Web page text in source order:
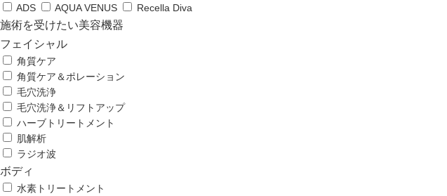
ADS AQUA VENUS Recella Diva
施術を受けたい美容機器
フェイシャル
角質ケア
角質ケア＆ポレーション
毛穴洗浄
毛穴洗浄＆リフトアップ
ハーブトリートメント
肌解析
ラジオ波
ボディ
水素トリートメント